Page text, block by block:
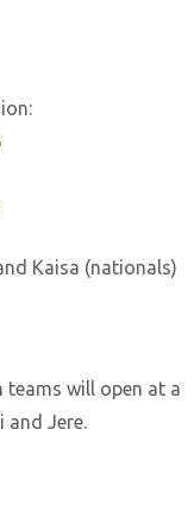
Kaisa (nationals)
will open at a
Jere.